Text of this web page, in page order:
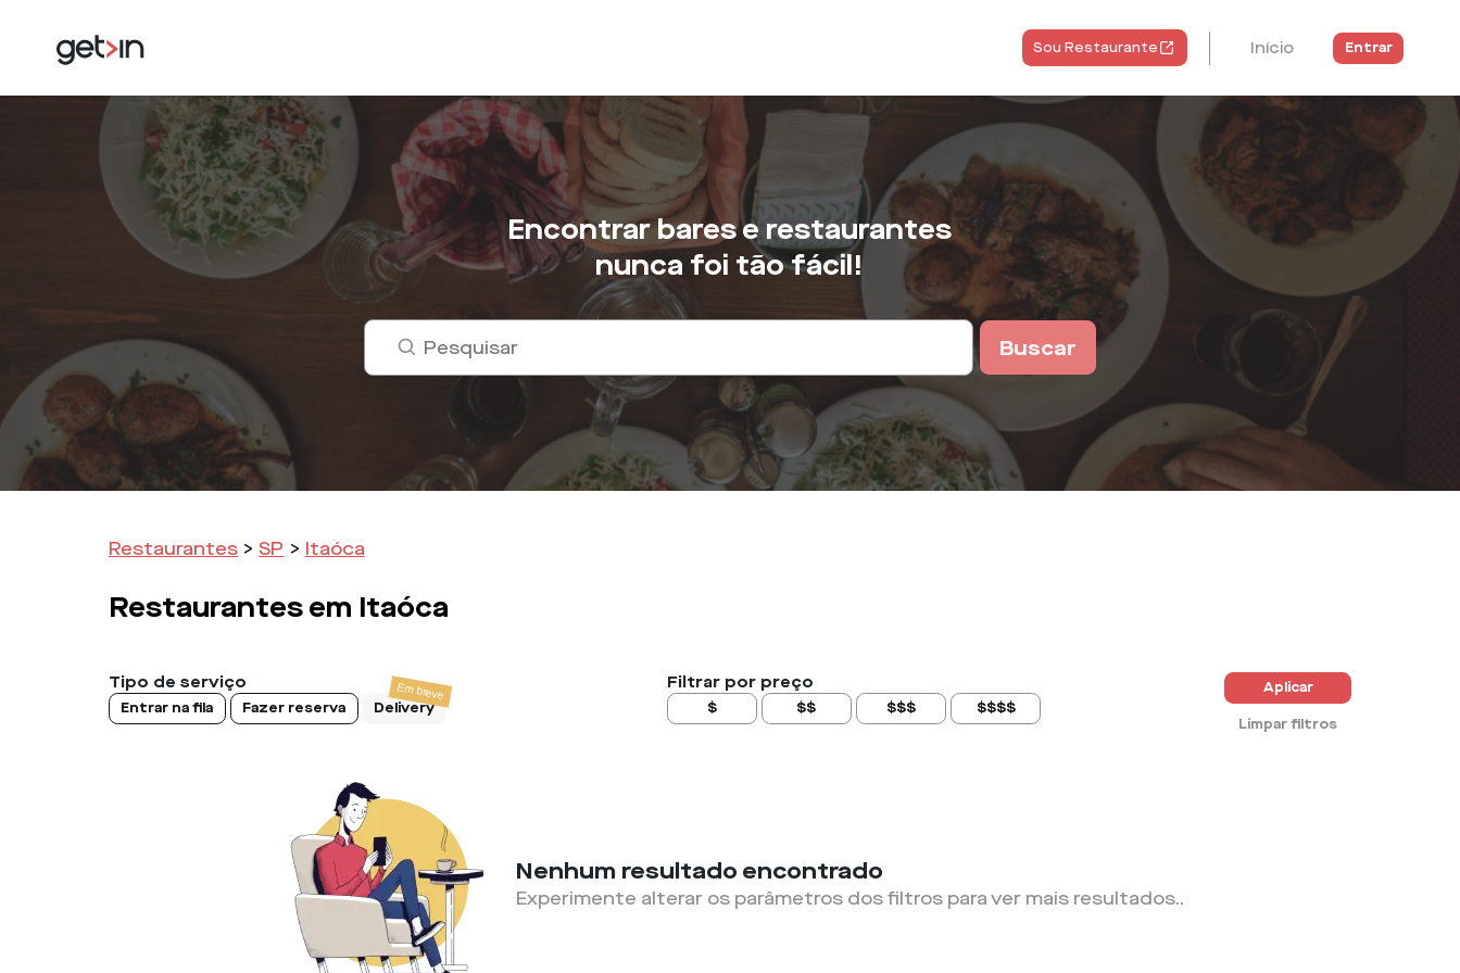
Sou Restaurante Início Entrar
Encontrar bares e restaurantes
nunca foi tão fácil!
Buscar
Restaurantes > SP > Itaóca
Restaurantes em Itaóca
Tipo de serviço
Entrar na fila Fazer reserva Delivery
Filtrar por preço
$ $$ $$$ $$$$
Aplicar
Limpar filtros
Nenhum resultado encontrado
Experimente alterar os parâmetros dos filtros para ver mais resultados..